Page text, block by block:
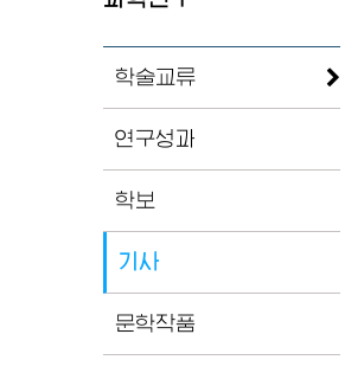
학술교류
연구성과
학보
기사
문학작품